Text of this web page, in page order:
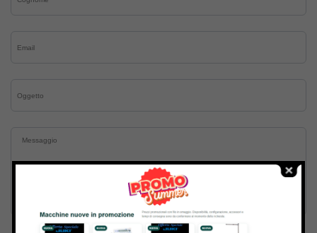
Inviando il messaggio confermo di aver letto e accettato